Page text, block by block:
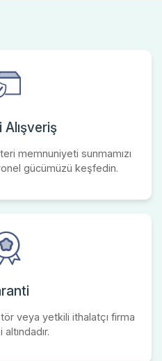
Alışveriş
memnuniyeti sunmamızı
gücümüzü keşfedin.
veya yetkili ithalatçı firma